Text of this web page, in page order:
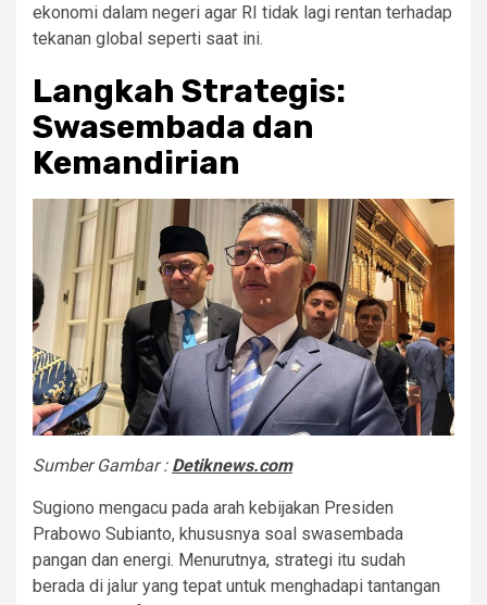
ekonomi dalam negeri agar RI tidak lagi rentan terhadap
tekanan global seperti saat ini.
Langkah Strategis:
Swasembada dan
Kemandirian
Sumber Gambar : Detiknews.com
Sugiono mengacu pada arah kebijakan Presiden
Prabowo Subianto, khususnya soal swasembada
pangan dan energi. Menurutnya, strategi itu sudah
berada di jalur yang tepat untuk menghadapi tantangan